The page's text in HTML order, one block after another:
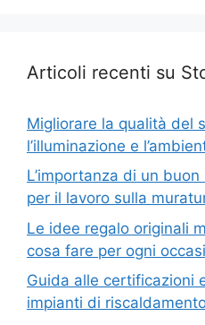
Articoli recenti su
Migliorare la qualità del
l’illuminazione e
L’importanza di un
per il lavoro sulla
Le idee regalo originali
cosa fare per ogni
Guida alle certificazioni
impianti di